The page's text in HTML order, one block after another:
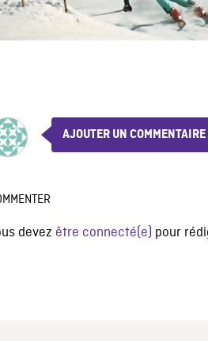
AJOUTER UN COMMENTAIRE
devez être connecté(e) pour